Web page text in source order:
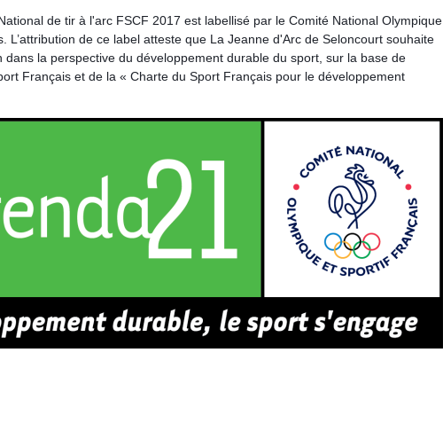
de tir à l'arc FSCF 2017 est labellisé par le Comité National Olympique
L’attribution de ce label atteste que La Jeanne d'Arc de Seloncourt souhaite
dans la perspective du développement durable du sport, sur la base de
Français et de la « Charte du Sport Français pour le développement